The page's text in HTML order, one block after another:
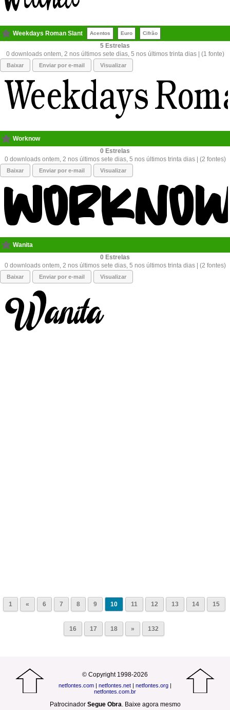
Weekdays Roman Slant Acentos Euro Cifrão
5
0 downloads ontem, 2 nos últimos sete dias, 5 nos últimos trinta dias | (1 fonte)
Baixar Enviar por e-mail Visualizar
Worknow
0
0 downloads ontem, 2 nos últimos sete dias, 5 nos últimos trinta dias | (2 fontes)
Baixar Enviar por e-mail Visualizar
Wanita
0
0 downloads ontem, 2 nos últimos sete dias, 5 nos últimos trinta dias | (2 fontes)
Baixar Enviar por e-mail Visualizar
1 « 6 7 8 9 10 11 12 13 14 15
16 17 18 » 132
© Copyright 1998-2026
netfontes.com | netfontes.net | netfontes.org |
netfontes.com.br
Patrocinador Segue Obra. Baixe agora mesmo